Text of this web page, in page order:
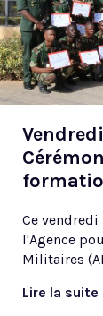
Ce
l'Agence
Militaires
Lire la suite